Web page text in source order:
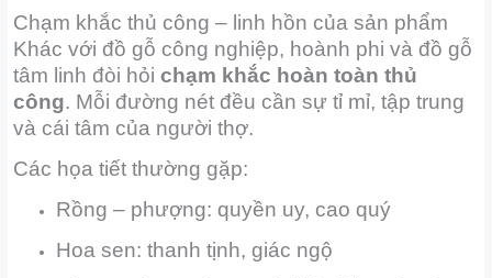
Chạm khắc thủ công – linh hồn của sản phẩm
Khác với đồ gỗ công nghiệp, hoành phi và đồ gỗ
tâm linh đòi hỏichạm khắc hoàn toàn thủ
công. Mỗi đường nét đều cần sự tỉ mỉ, tập trung
và cái tâm của người thợ.
Các họa tiết thường gặp:
Rồng – phượng: quyền uy, cao quý
Hoa sen: thanh tịnh, giác ngộ